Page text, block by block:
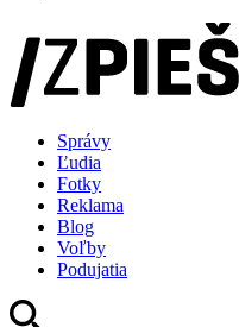
Správy
Ľudia
Fotky
Reklama
Blog
Voľby
Podujatia